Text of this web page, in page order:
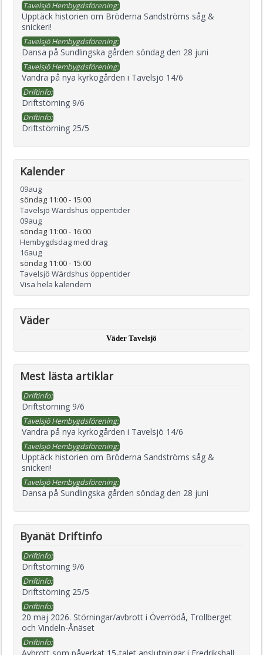
Tavelsjö Hembygdsförening:
Upptäck historien om Bröderna Sandströms såg &
snickeri!
Tavelsjö Hembygdsförening:
Dansa på Sundlingska gården söndag den 28 juni
Tavelsjö Hembygdsförening:
Vandra på nya kyrkogården i Tavelsjö 14/6
Driftinfo:
Driftstörning 9/6
Driftinfo:
Driftstörning 25/5
Kalender
09aug
söndag 11:00- 15:00
Tavelsjö Wärdshus öppentider
09aug
söndag 11:00- 16:00
Hembygdsdag med drag
16aug
söndag 11:00- 15:00
Tavelsjö Wärdshus öppentider
Visa hela kalendern
Väder
Väder Tavelsjö
Mest lästa artiklar
Driftinfo:
Driftstörning 9/6
Tavelsjö Hembygdsförening:
Vandra på nya kyrkogården i Tavelsjö 14/6
Tavelsjö Hembygdsförening:
Upptäck historien om Bröderna Sandströms såg &
snickeri!
Tavelsjö Hembygdsförening:
Dansa på Sundlingska gården söndag den 28 juni
Byanät Driftinfo
Driftinfo:
Driftstörning 9/6
Driftinfo:
Driftstörning 25/5
Driftinfo:
20 maj 2026. Störningar/avbrott i Överrödå, Trollberget
och Vindeln-Ånäset
Driftinfo: